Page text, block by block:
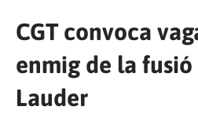
CGT convoca
enmig de la fusió
Lauder